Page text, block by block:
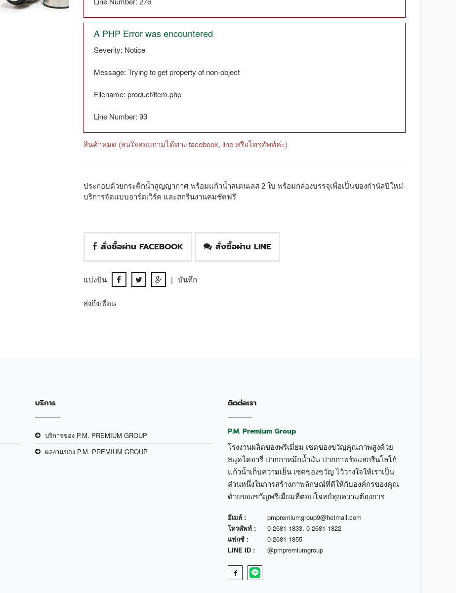
A PHP Error was encountered
Severity: Notice
Message: Trying to get property of non-object
Filename: product/item.php
Line Number: 93
สินค้าหมด (สนใจสอบถามได้ทาง facebook, line หรือโทรศัพท์ค่ะ)
ประกอบด้วยกระติกน้ำสูญญากาศ พร้อมแก้วน้ำสเตนเลส 2 ใบ พร้อมกล่องบรรจุเพื่อเป็นของกำนัลปีใหม่
บริการจัดแบบอาร์ตเวิร์ค และสกรีนงานคมชัดฟรี
สั่งซื้อผ่าน FACEBOOK สั่งซื้อผ่าน LINE
แบ่งปัน | บันทึก
ส่งถึงเพื่อน
บริการ
บริการของ P.M. PREMIUM GROUP
ผลงานของ P.M. PREMIUM GROUP
ติดต่อเรา
P.M. Premium Group
โรงงานผลิตของพรีเมี่ยม เซตของขวัญคุณภาพสูงด้วย
สมุดไดอารี่ ปากกาหมึกน้ำมัน ปากกาพร้อมสกรีนโลโก้
แก้วน้ำเก็บความเย็น เซตของขวัญ ไว้วางใจให้เราเป็น
ส่วนหนึ่งในการสร้างภาพลักษณ์ที่ดีให้กับองค์กรของคุณ
ด้วยของขวัญพรีเมี่ยมที่ตอบโจทย์ทุกความต้องการ
อีเมล์ :
pmpremiumgroup9@hotmail.com
โทรศัพท์ :
0-2681-1833, 0-2681-1822
แฟกซ์ :
0-2681-1855
LINE ID :
@pmpremiumgroup